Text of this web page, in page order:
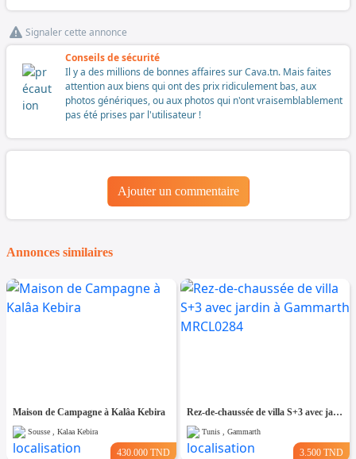
Signaler cette annonce
Conseils de sécurité
Il y a des millions de bonnes affaires sur Cava.tn. Mais faites
attention aux biens qui ont des prix ridiculement bas, aux
photos génériques, ou aux photos qui n'ont vraisemblablement
pas été prises par l'utilisateur !
Ajouter un commentaire
Annonces similaires
Maison de Campagne à Kalâa Kebira
Sousse , Kalaa Kebira
430.000 TND
Rez-de-chaussée de villa S+3 avec jardin à Gammarth MRCL0284
Tunis , Gammarth
3.500 TND